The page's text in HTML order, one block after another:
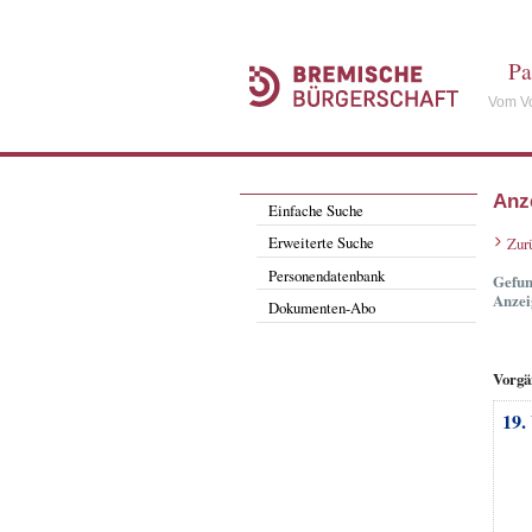
Vom
Einfache Suche
Erweiterte Suche
Personendatenbank
Dokumenten-Abo